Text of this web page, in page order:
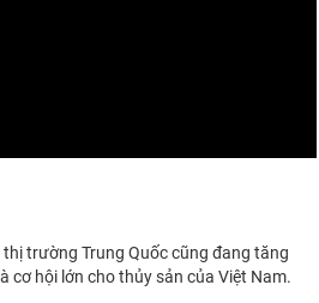
trường Trung Quốc cũng đang tăng
hội lớn cho thủy sản của Việt Nam.